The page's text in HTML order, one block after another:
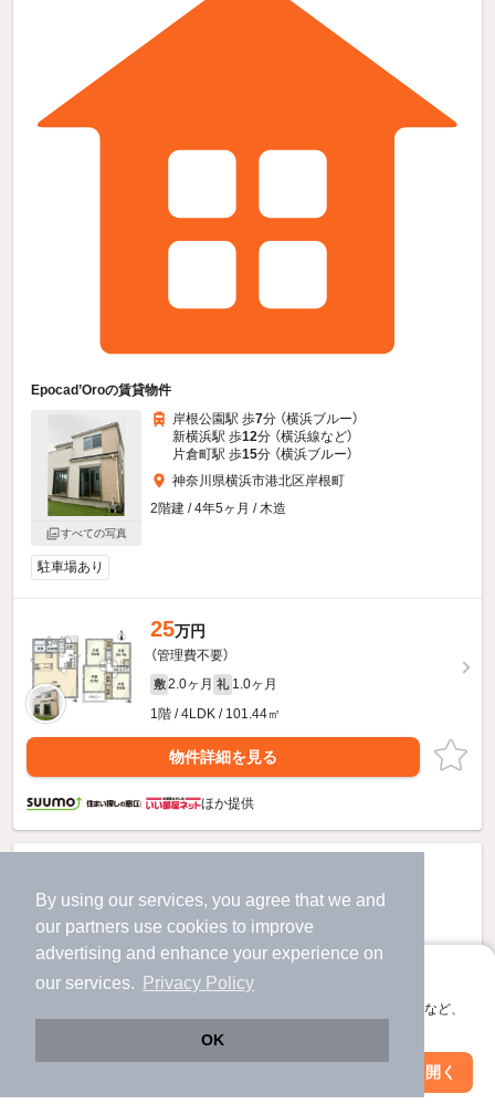
By using our services, you agree that we and
our partners use cookies to improve
advertising and enhance your experience on
our services.
Privacy Policy
OK
アプリに切り替えて、サクサクお部屋探し
会員登録なしですぐ使える。マップ検索やお気に入り保存など、
アプリを開く
Epocad’Oroの賃貸物件
すべての写真
岸根公園駅 歩7分 （横浜ブルー）
新横浜駅 歩12分 （横浜線など）
片倉町駅 歩15分 （横浜ブルー）
神奈川県横浜市港北区岸根町
2階建 / 4年5ヶ月 / 木造
駐車場あり
25万円
（管理費不要）
敷 2.0ヶ月 礼 1.0ヶ月
1階 / 4LDK / 101.44㎡
物件詳細を見る
ほか提供
絞り込み条件を変更